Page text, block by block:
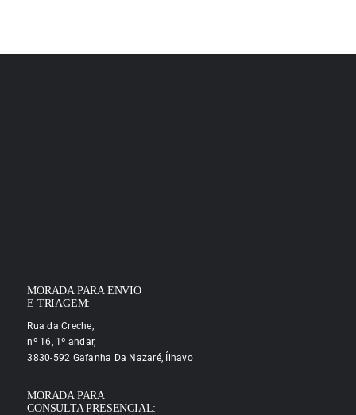
MORADA PARA ENVIO
E TRIAGEM:
Rua da Creche,
nº 16, 1º andar,
3830-592 Gafanha Da Nazaré, Ílhavo
MORADA PARA
CONSULTA PRESENCIAL: